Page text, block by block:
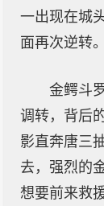
一出现在城
面再次逆转。
金鳄斗
调转，背后
影直奔唐三
去，强烈的
想要前来救